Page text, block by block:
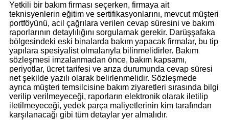
Yetkili bir bakım firması seçerken, firmaya ait
teknisyenlerin eğitim ve sertifikasyonlarını, mevcut müşteri
portföyünü, acil çağrılara verilen cevap süresini ve bakım
raporlarının detaylılığını sorgulamak gerekir. Darüşşafaka
bölgesindeki eski binalarda bakım yapacak firmalar, bu tip
yapılara spesiyalist olmalarıyla bilinmelidirler. Bakım
sözleşmesi imzalanmadan önce, bakım kapsamı,
periyotlar, ücret tarifesi ve arıza durumunda cevap süresi
net şekilde yazılı olarak belirlenmelidir. Sözleşmede
ayrıca müşteri temsilcisine bakım ziyaretleri sırasında bilgi
verilip verilmeyeceği, raporların elektronik olarak iletilip
iletilmeyeceği, yedek parça maliyetlerinin kim tarafından
karşılanacağı gibi tüm detaylar yer almalıdır.